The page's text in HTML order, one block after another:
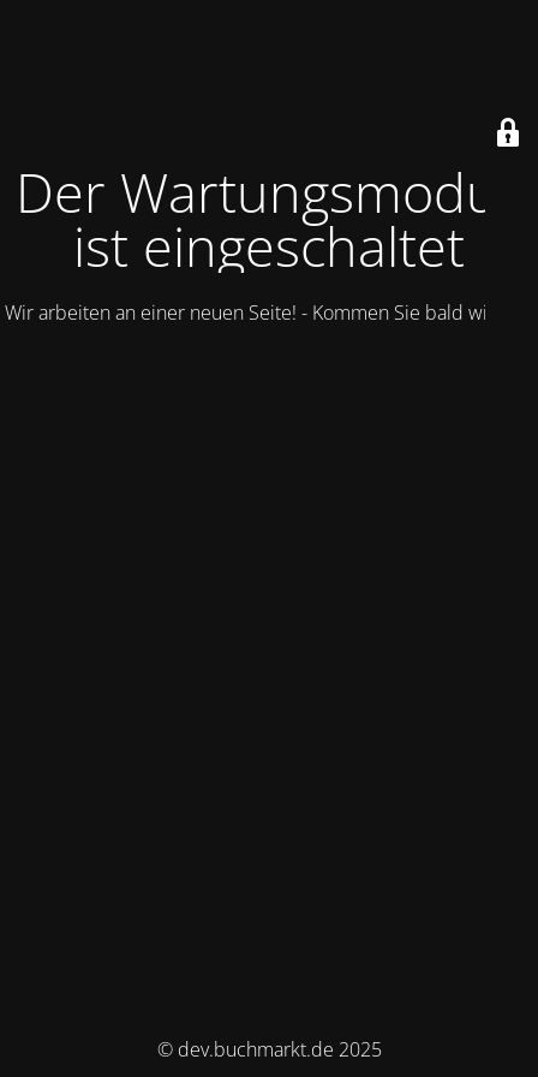
Der Wartungsmodus
ist eingeschaltet
Wir arbeiten an einer neuen Seite! - Kommen Sie bald wieder.
© dev.buchmarkt.de 2025